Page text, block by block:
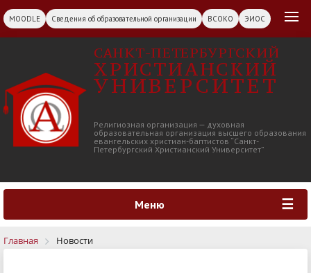
MOODLE Сведения об образовательной организации ВСОКО ЭИОС
САНКТ-ПЕТЕРБУРГСКИЙ
ХРИСТИАНСКИЙ
УНИВЕРСИТЕТ
Религиозная организация — духовная
образовательная организация высшего образования
евангельских христиан-баптистов “Санкт-
Петербургский Христианский Университет”
Меню
Главная Новости